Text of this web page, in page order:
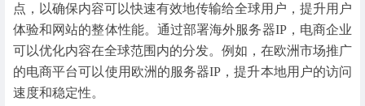
点，以确保内容可以快速有效地传输给全球用户，提升用户
体验和网站的整体性能。通过部署海外服务器IP，电商企业
可以优化内容在全球范围内的分发。例如，在欧洲市场推广
的电商平台可以使用欧洲的服务器IP，提升本地用户的访问
速度和稳定性。